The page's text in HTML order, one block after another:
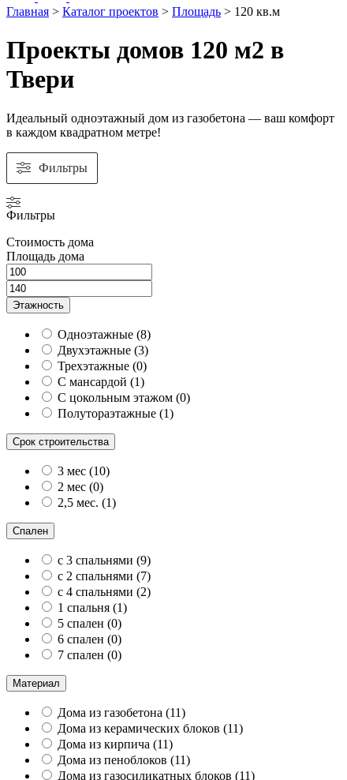
Главная > Каталог проектов > Площадь > 120 кв.м
Проекты домов 120 м2 в
Твери
Идеальный одноэтажный дом из газобетона — ваш комфорт
в каждом квадратном метре!
Фильтры
Фильтры
Стоимость дома
Площадь дома
Этажность
Одноэтажные (8)
Двухэтажные (3)
Трехэтажные (0)
С мансардой (1)
С цокольным этажом (0)
Полутораэтажные (1)
Срок строительства
3 мес (10)
2 мес (0)
2,5 мес. (1)
Спален
с 3 спальнями (9)
с 2 спальнями (7)
с 4 спальнями (2)
1 спальня (1)
5 спален (0)
6 спален (0)
7 спален (0)
Материал
Дома из газобетона (11)
Дома из керамических блоков (11)
Дома из кирпича (11)
Дома из пеноблоков (11)
Дома из газосиликатных блоков (11)